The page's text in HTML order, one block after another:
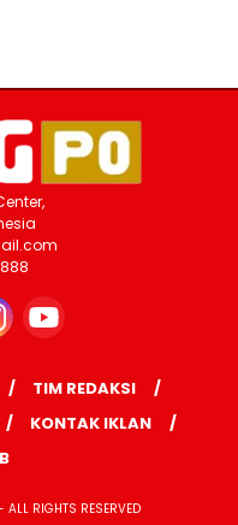
TIM REDAKSI
KONTAK IKLAN
RIGHTS RESERVED